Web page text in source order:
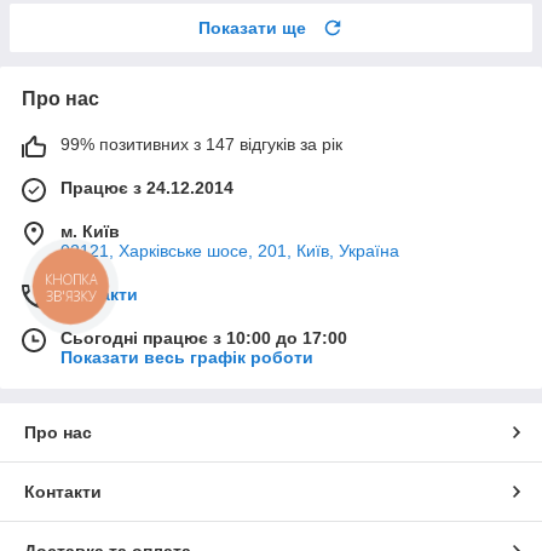
Показати ще
Про нас
99% позитивних з 147 відгуків за рік
Працює з 24.12.2014
м. Київ
02121, Харківське шосе, 201, Київ, Україна
Контакти
Сьогодні працює з 10:00 до 17:00
Показати весь графік роботи
Про нас
Контакти
КНОПКА
ЗВ'ЯЗКУ